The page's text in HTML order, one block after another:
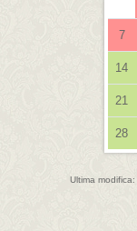
7
14
21
28
Ultima modifica: